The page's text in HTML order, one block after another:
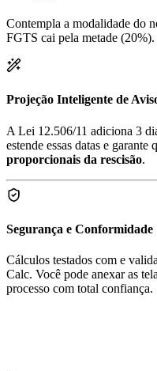
Contempla a modalidade do
FGTS cai pela metade (20%).
Projeção Inteligente de
A Lei 12.506/11 adiciona 3
estende essas datas e garante
proporcionais da rescisão.
Segurança e Conformidade
Cálculos testados com e
Calc. Você pode anexar as
processo com total confiança.